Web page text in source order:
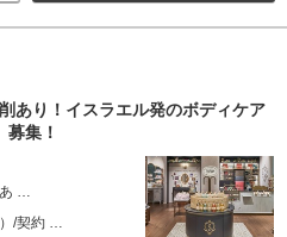
あり！イスラエル発のボディケア
集！
あ …
/契約 …